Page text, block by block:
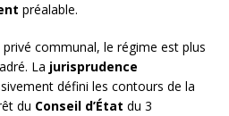
préalable.
communal, le régime est plus
La jurisprudence
défini les contours de la
du Conseil d’État du 3